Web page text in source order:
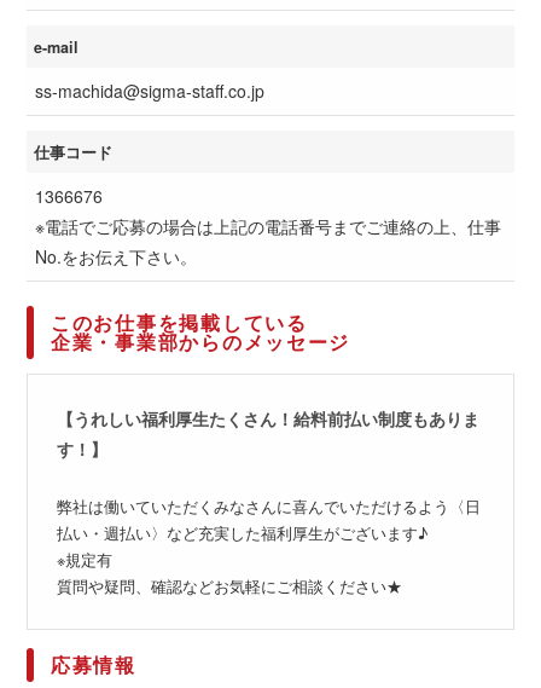
e-mail
ss-machida@sigma-staff.co.jp
仕事コード
1366676
※電話でご応募の場合は上記の電話番号までご連絡の上、仕事
No.をお伝え下さい。
このお仕事を掲載している
企業・事業部からのメッセージ
【うれしい福利厚生たくさん！給料前払い制度もありま
す！】
弊社は働いていただくみなさんに喜んでいただけるよう〈日
払い・週払い〉など充実した福利厚生がございます♪
※規定有
質問や疑問、確認などお気軽にご相談ください★
応募情報